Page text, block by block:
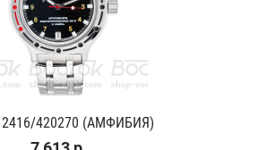
420270 (АМФИБИЯ)